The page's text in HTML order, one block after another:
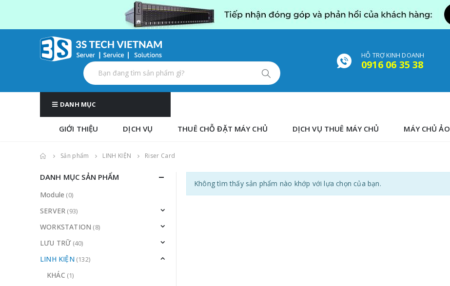
HỖ TRỢ KINH DOANH
0916 06 35 38
DANH MỤC
GIỚI THIỆU DỊCH VỤ THUÊ CHỖ ĐẶT MÁY CHỦ DỊCH VỤ THUÊ MÁY CHỦ MÁY CHỦ ẢO
Sản phẩm LINH KIỆN Riser Card
Không tìm thấy sản phẩm nào khớp với lựa chọn của bạn.
DANH MỤC SẢN PHẨM
Module (0)
SERVER (93)
WORKSTATION (8)
LƯU TRỮ (40)
LINH KIỆN (132)
KHÁC (1)